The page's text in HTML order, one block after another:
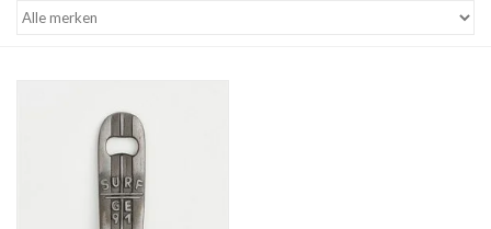
Waterkaart
Waterproof tassen